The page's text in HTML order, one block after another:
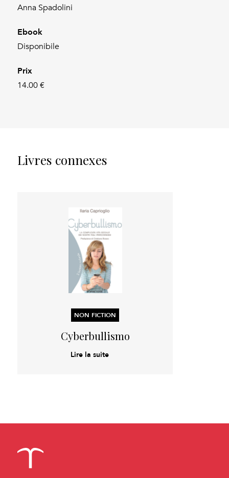
Anna Spadolini
Ebook
Disponibile
Prix
14.00 €
Livres connexes
NON FICTION
Cyberbullismo
Lire la suite